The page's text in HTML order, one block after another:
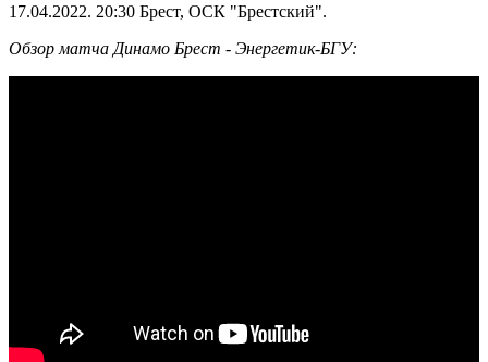
17.04.2022. 20:30 Брест, ОСК "Брестский".
Обзор матча Динамо Брест - Энергетик-БГУ: